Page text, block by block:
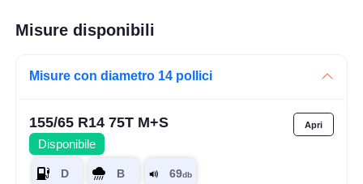
Misure disponibili
Misure con diametro 14 pollici
155/65 R14 75T M+S
Disponibile